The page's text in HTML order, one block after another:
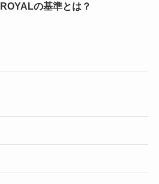
ROYALの基準とは？